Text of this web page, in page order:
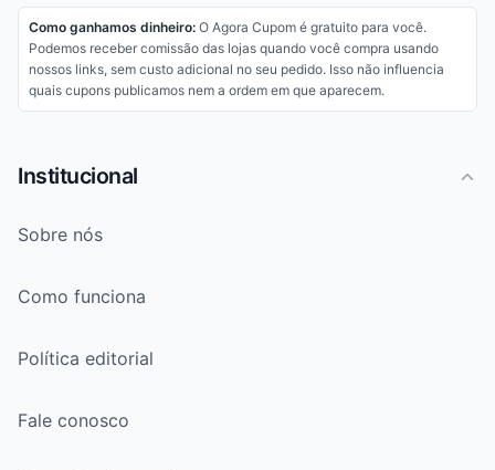
Como ganhamos dinheiro:O Agora Cupom é gratuito para você.
Podemos receber comissão das lojas quando você compra usando
nossos links, sem custo adicional no seu pedido. Isso não influencia
quais cupons publicamos nem a ordem em que aparecem.
Institucional
Sobre nós
Como funciona
Política editorial
Fale conosco